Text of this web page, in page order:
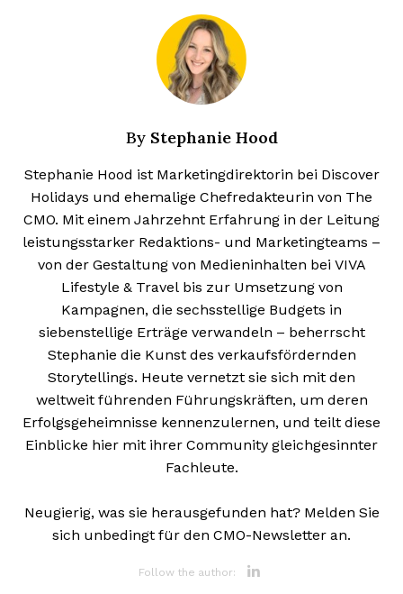
By Stephanie Hood
Stephanie Hood ist Marketingdirektorin bei Discover
Holidays und ehemalige Chefredakteurin von The
CMO. Mit einem Jahrzehnt Erfahrung in der Leitung
leistungsstarker Redaktions- und Marketingteams –
von der Gestaltung von Medieninhalten bei VIVA
Lifestyle & Travel bis zur Umsetzung von
Kampagnen, die sechsstellige Budgets in
siebenstellige Erträge verwandeln – beherrscht
Stephanie die Kunst des verkaufsfördernden
Storytellings. Heute vernetzt sie sich mit den
weltweit führenden Führungskräften, um deren
Erfolgsgeheimnisse kennenzulernen, und teilt diese
Einblicke hier mit ihrer Community gleichgesinnter
Fachleute.
Neugierig, was sie herausgefunden hat? Melden Sie
sich unbedingt für den CMO-Newsletter an.
Follow the author: